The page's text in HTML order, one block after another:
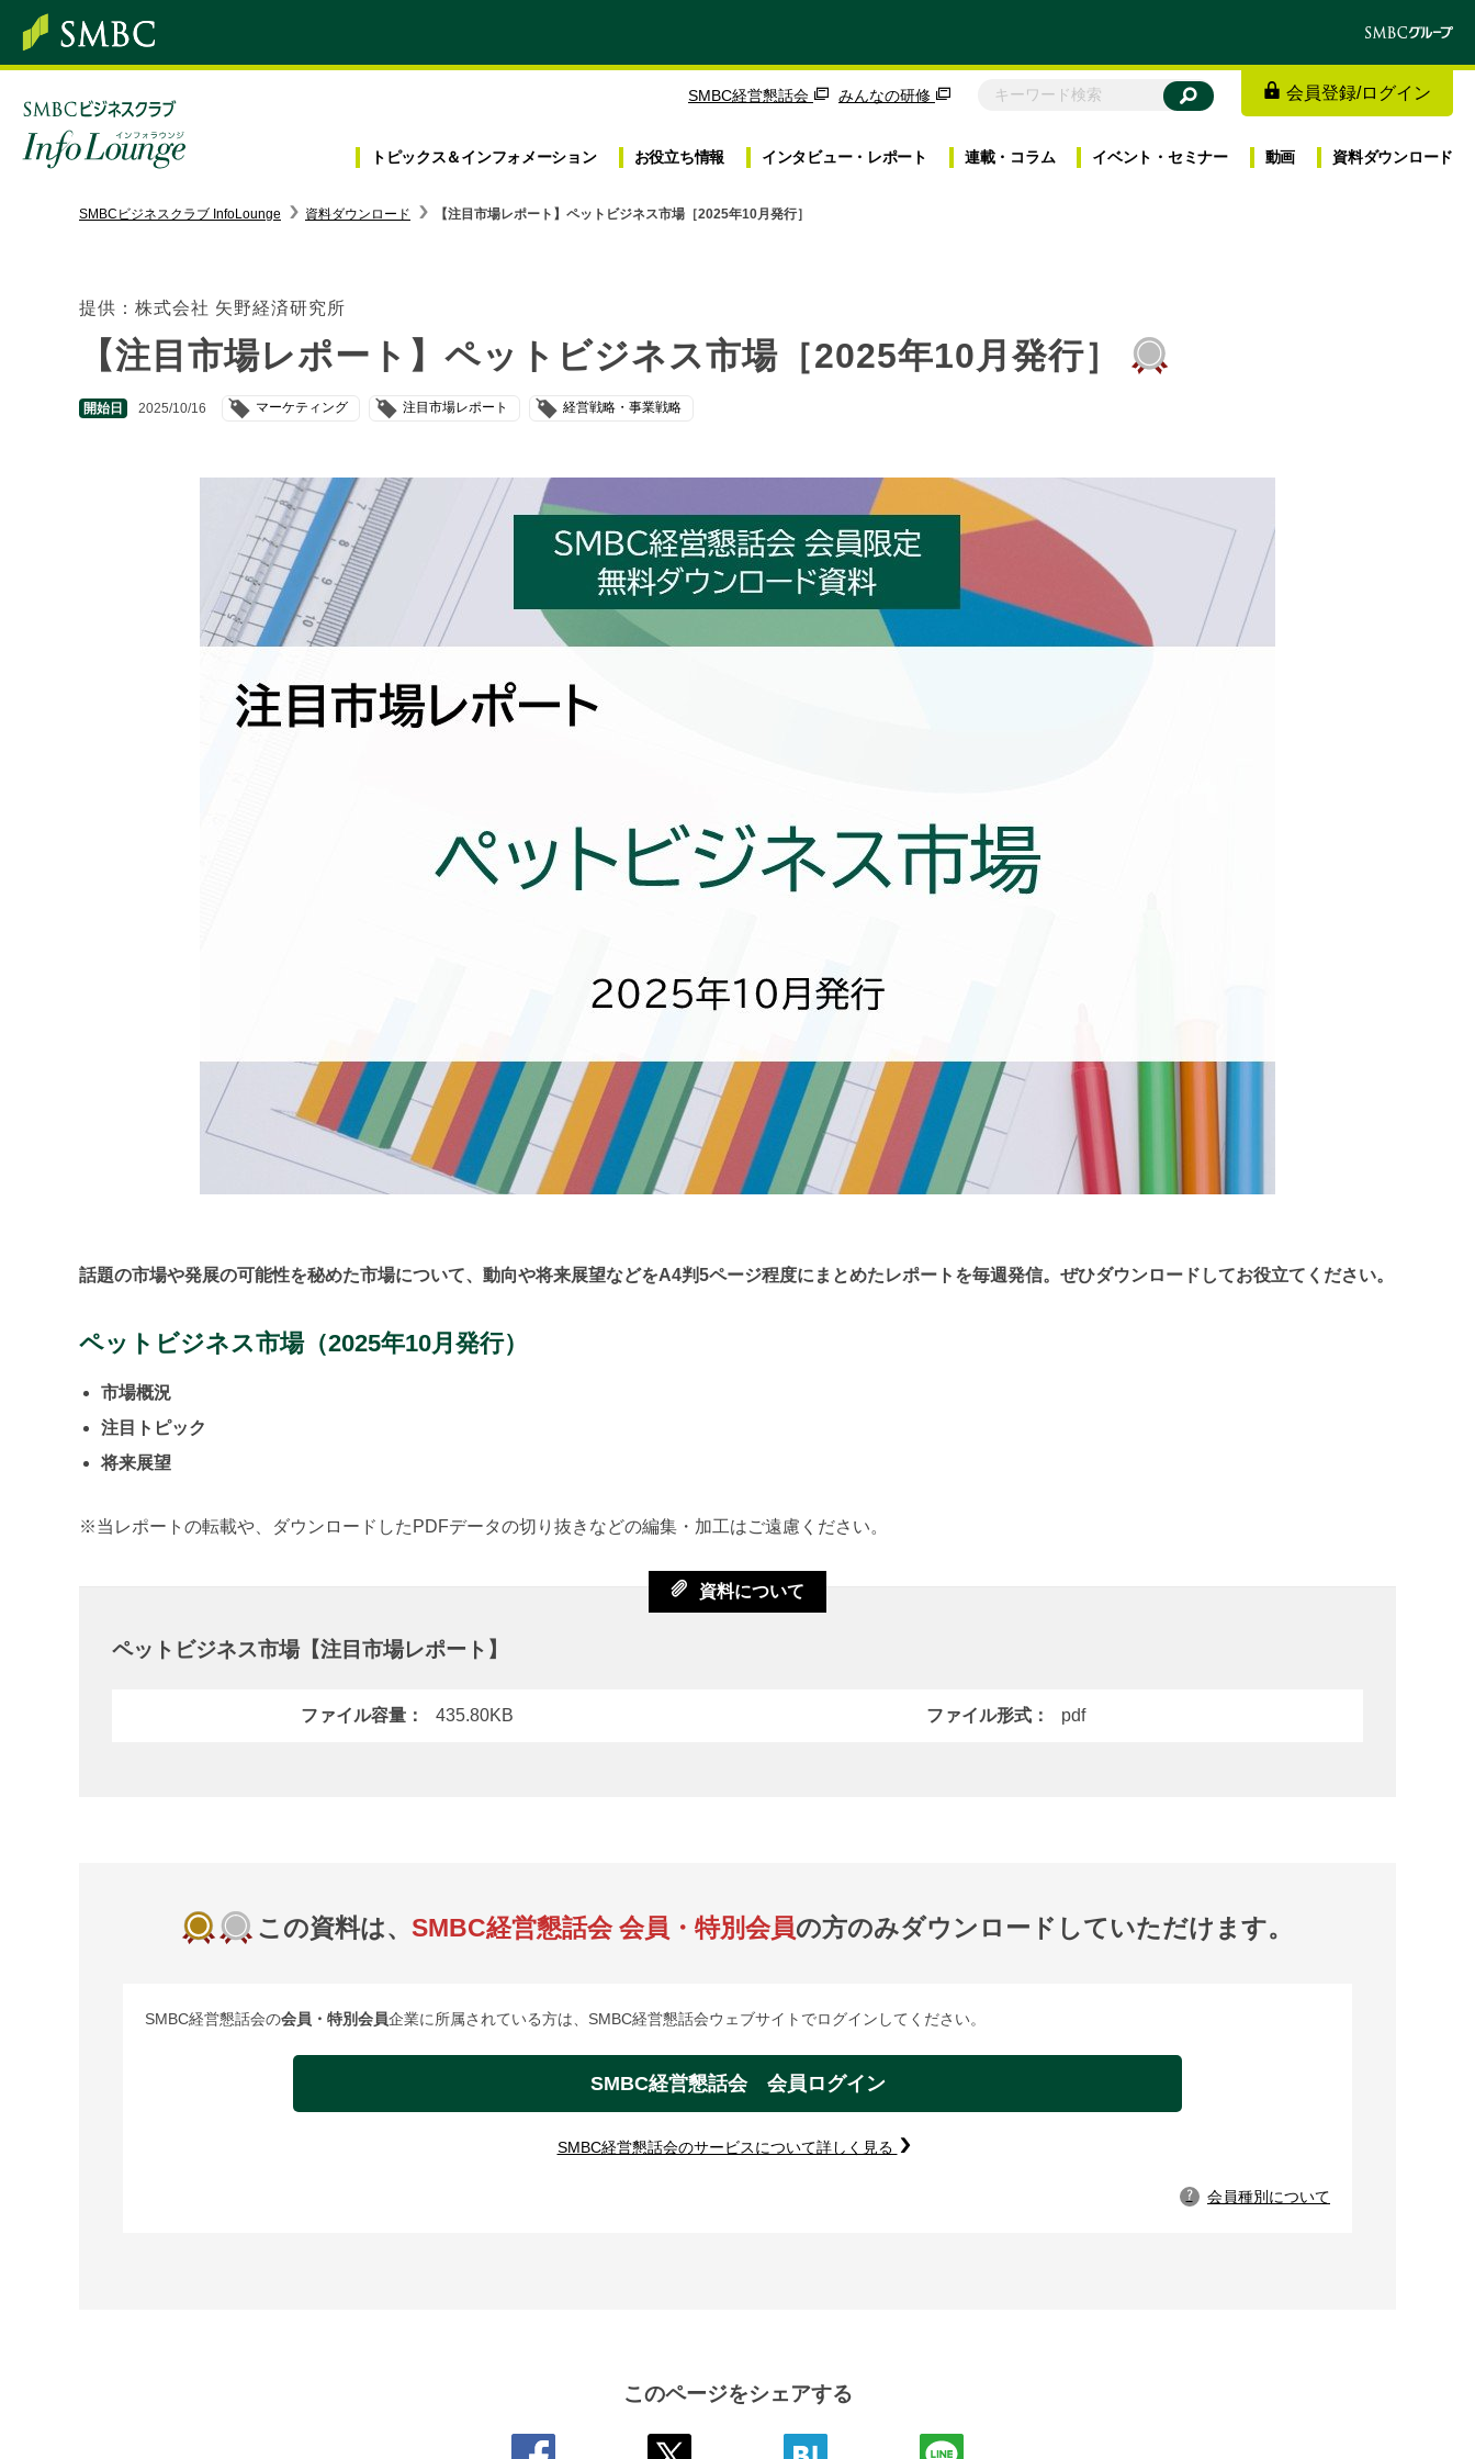
SMBC経営懇話会 みんなの研修 会員登録/ログイン
トピックス＆インフォメーション お役立ち情報 インタビュー・ レポート 連載・ コラム イベント・ セミナー 動画 資料ダウンロード
トピックス＆インフォメーション
お役立ち情報
SMBCビジネスクラブ InfoLounge 資料ダウンロード 【注目市場レポート】ペットビジネス市場［2025年10月発行］
提供：株式会社 矢野経済研究所
【注目市場レポート】ペットビジネス市場［2025年10月発行］
開始日 2025/10/16 マーケティング 注目市場レポート 経営戦略・事業戦略
話題の市場や発展の可能性を秘めた市場について、動向や将来展望などをA4判5ページ程度にまとめたレポートを毎週発信。 ぜひダウンロードしてお役立てください。
ペットビジネス市場（2025年10月発行）
市場概況
注目トピック
将来展望
※当レポートの転載や、ダウンロードしたPDFデータの切り抜きなどの編集・加工はご遠慮ください。
資料について
ペットビジネス市場【注目市場レポート】
ファイル容量 435.80KB ファイル形式 pdf
この資料は、 SMBC経営懇話会 会員・特別会員の方のみダウンロードしていただけます。
SMBC経営懇話会の会員・特別会員企業に所属されている方は、SMBC経営懇話会ウェブサイトでログインしてください。
SMBC経営懇話会 会員ログイン
SMBC経営懇話会のサービスについて詳しく見る
? 会員種別について
このページをシェアする